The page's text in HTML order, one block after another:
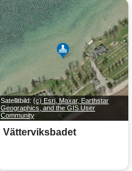
Satellitbild: (c) Esri, Maxar, Earthstar
Geographics, and the GIS User
Community
Vätterviksbadet